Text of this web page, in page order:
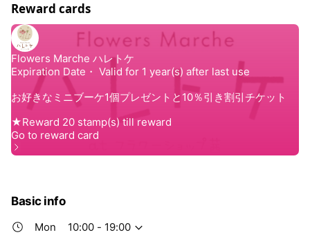
Reward cards
Basic info
Mon
10:00 - 19:00